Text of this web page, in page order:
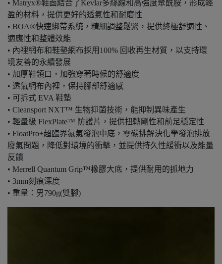
• Matryx®鞋面結合了Kevlar多絲線和高強度聚酰胺，形成輕
盈的材料，提供更好的透氣性和耐磨性
• BOA®快速綁帶系統，精細調整鬆緊，提供終極舒適性、
適應性和整體效能
• 內裡網布和鞋墊網布採用100% 回收再生材質，以支持環
境友善的永續發展
• 加厚鞋領口，加強穿著時候的舒適度
• 透氣網布內裡，保持腳部舒適感
• 可拆式 EVA 鞋墊
• Cleansport NXT™ 生物抑菌技術，能抑制異味產生
• 輕量級 FlexPlate™ 防護片，提供扭轉剛性和前足穩定性
• FloatPro+超臨界氮氣發泡中底，零碳排解決化學發泡排放
廢氣問題，降低對環境的衝擊，並提供持久性緩衝以及能量
反饋
• Merrell Quantum Grip™橡膠大底，提供耐用的抓地力
• 3mm刻痕深度
• 重量：男790g(雙腳)